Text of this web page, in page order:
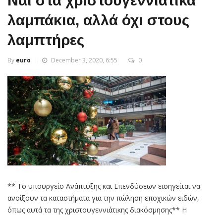
λαμπάκια, αλλά όχι στους
λαμπτήρες
By euro December 3, 2020, 6:55 0
** Το υπουργείο Ανάπτυξης και Επενδύσεων εισηγείται να
ανοίξουν τα καταστήματα για την πώληση εποχικών ειδών,
όπως αυτά τα της χριστουγεννιάτικης διακόσμησης** Η